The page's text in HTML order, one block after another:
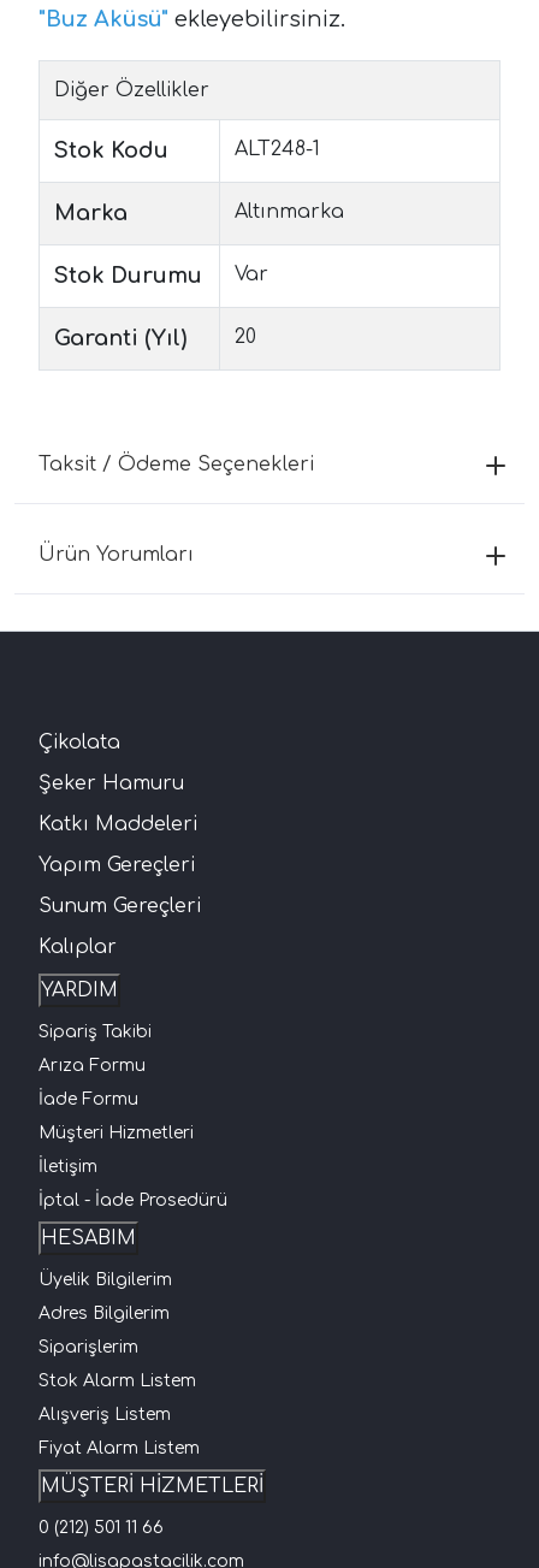
"Buz Aküsü" ekleyebilirsiniz.
Diğer Özellikler
Stok Kodu ALT248-1
Marka Altınmarka
Stok Durumu Var
Garanti (Yıl) 20
Taksit / Ödeme Seçenekleri
Ürün Yorumları
Çikolata
Şeker Hamuru
Katkı Maddeleri
Yapım Gereçleri
Sunum Gereçleri
Kalıplar
YARDIM
Sipariş Takibi
Arıza Formu
İade Formu
Müşteri Hizmetleri
İletişim
İptal - İade Prosedürü
HESABIM
Üyelik Bilgilerim
Adres Bilgilerim
Siparişlerim
Stok Alarm Listem
Alışveriş Listem
Fiyat Alarm Listem
MÜŞTERİ HİZMETLERİ
0 (212) 501 11 66
info@lisapastacilik.com